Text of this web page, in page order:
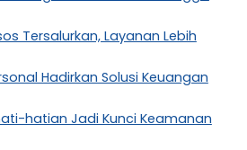
Tersalurkan, Layanan Lebih
Hadirkan Solusi Keuangan
hatian Jadi Kunci Keamanan